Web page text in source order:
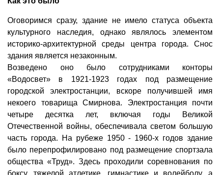
Оговоримся сразу, здание не имело статуса объекта
культурного наследия, однако являлось элементом
историко-архитектурной среды центра города. Снос
здания является незаконным.
Возведено оно было сотрудниками конторы
«Водосвет» в 1921-1923 годах под размещение
городской электростанции, вскоре получившей имя
некоего товарища Смирнова. Электростанция почти
четыре десятка лет, включая годы Великой
Отечественной войны, обеспечивала светом большую
часть города. На рубеже 1950 - 1960-х годов здание
было перепрофилировано под размещение спортзала
общества «Труд». Здесь проходили соревнования по
боксу, тяжелой атлетике, гимнастике и волейболу, а